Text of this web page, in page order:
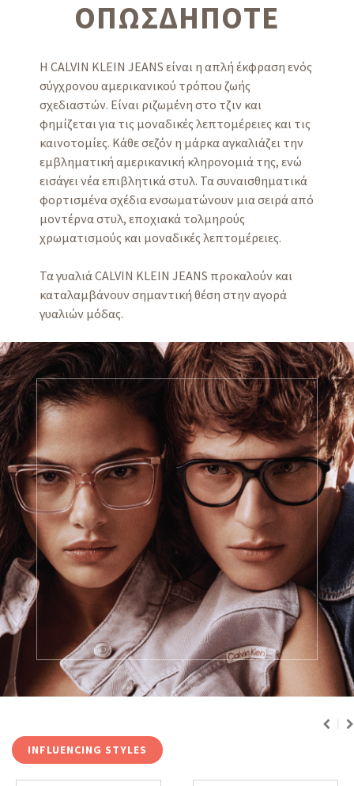
ΟΠΩΣΔΗΠΟΤΕ
Η CALVIN KLEIN JEANS είναι η απλή έκφραση ενός
σύγχρονου αμερικανικού τρόπου ζωής
σχεδιαστών. Είναι ριζωμένη στο τζιν και
φημίζεται για τις μοναδικές λεπτομέρειες και τις
καινοτομίες. Κάθε σεζόν η μάρκα αγκαλιάζει την
εμβληματική αμερικανική κληρονομιά της, ενώ
εισάγει νέα επιβλητικά στυλ. Τα συναισθηματικά
φορτισμένα σχέδια ενσωματώνουν μια σειρά από
μοντέρνα στυλ, εποχιακά τολμηρούς
χρωματισμούς και μοναδικές λεπτομέρειες.
Τα γυαλιά CALVIN KLEIN JEANS προκαλούν και
καταλαμβάνουν σημαντική θέση στην αγορά
γυαλιών μόδας.
INFLUENCING STYLES